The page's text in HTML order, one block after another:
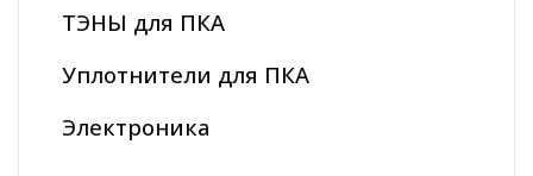
ТЭНЫ для ПКА
Уплотнители для ПКА
Электроника